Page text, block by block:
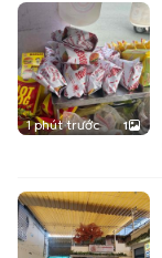
1 phút trước 1